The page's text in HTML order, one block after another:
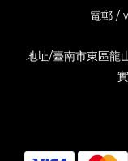
電郵 /
地址/臺南市東區龍